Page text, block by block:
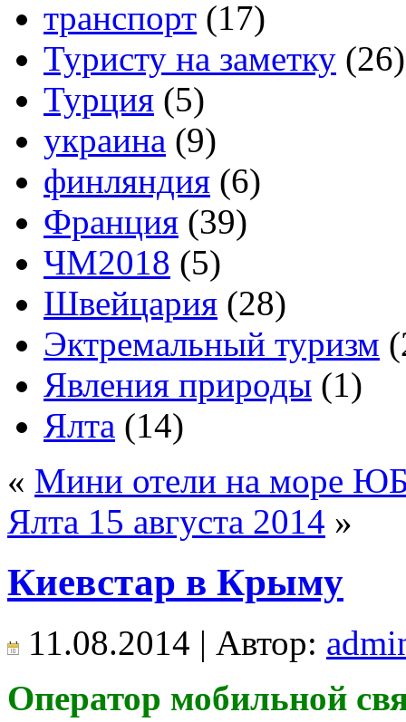
транспорт (17)
Туристу на заметку (26)
Турция (5)
украина (9)
финляндия (6)
Франция (39)
ЧМ2018 (5)
Швейцария (28)
Эктремальный туризм
Явления природы (1)
Ялта (14)
« Мини отели на море
Ялта 15 августа 2014 »
Киевстар в Крыму
11.08.2014 | Автор:
Оператор мобильной